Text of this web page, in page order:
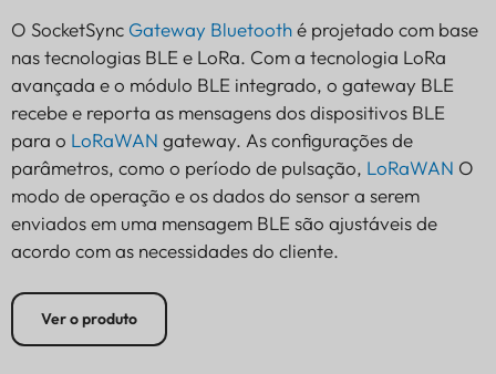
O SocketSync Gateway Bluetoothé projetado com base
nas tecnologias BLE e LoRa. Com a tecnologia LoRa
avançada e o módulo BLE integrado, o gateway BLE
recebe e reporta as mensagens dos dispositivos BLE
para o LoRaWAN gateway. As configurações de
parâmetros, como o período de pulsação, LoRaWAN O
modo de operação e os dados do sensor a serem
enviados em uma mensagem BLE são ajustáveis de
acordo com as necessidades do cliente.
Ver o produto